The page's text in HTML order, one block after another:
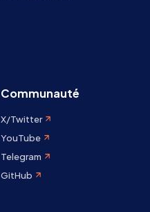
Communauté
X/Twitter
YouTube
Telegram
GitHub